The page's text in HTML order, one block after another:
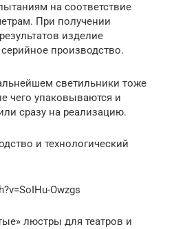
на соответствие
При получении
изделие
производство.
светильники тоже
чего упаковываются и
сразу на реализацию.
и технологический
Owzgs
люстры для театров и